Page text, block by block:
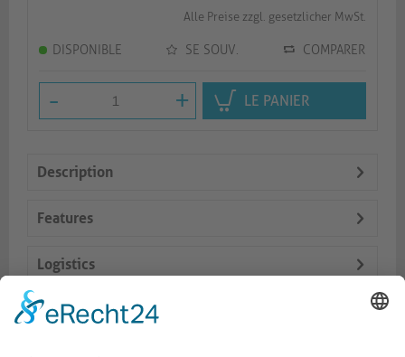
Alle Preise zzgl. gesetzlicher MwSt.
DISPONIBLE SE SOUV. COMPARER
- + LE PANIER
Description
Features
Logistics
Dokumente